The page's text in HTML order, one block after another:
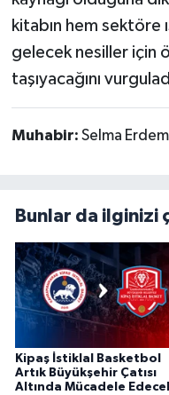
kitabın hem sektöre
gelecek nesiller için
taşıyacağını
Muhabir: Selma
Bunlar da ilginizi
Kipaş İstiklal Basketbol
Artık Büyükşehir Çatısı
Altında Mücadele